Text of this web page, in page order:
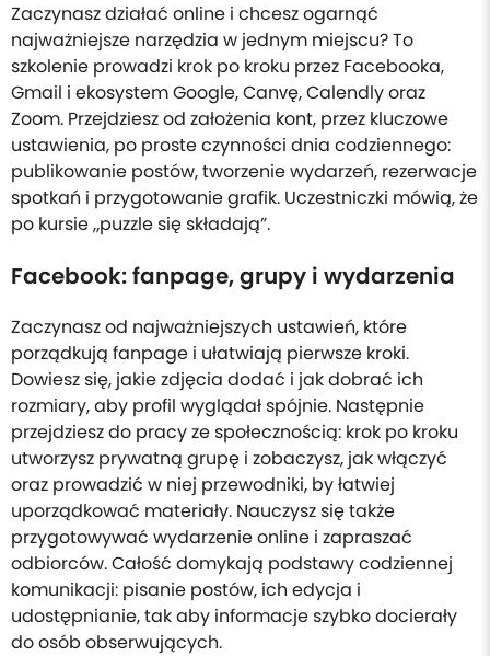
Zaczynasz działać online i chcesz ogarnąć
najważniejsze narzędzia w jednym miejscu? To
szkolenie prowadzi krok po kroku przez Facebooka,
Gmail i ekosystem Google, Canvę, Calendly oraz
Zoom. Przejdziesz od założenia kont, przez kluczowe
ustawienia, po proste czynności dnia codziennego:
publikowanie postów, tworzenie wydarzeń, rezerwacje
spotkań i przygotowanie grafik. Uczestniczki mówią, że
po kursie „puzzle się składają”.
Facebook: fanpage, grupy i wydarzenia
Zaczynasz od najważniejszych ustawień, które
porządkują fanpage i ułatwiają pierwsze kroki.
Dowiesz się, jakie zdjęcia dodać i jak dobrać ich
rozmiary, aby profil wyglądał spójnie. Następnie
przejdziesz do pracy ze społecznością: krok po kroku
utworzysz prywatną grupę i zobaczysz, jak włączyć
oraz prowadzić w niej przewodniki, by łatwiej
uporządkować materiały. Nauczysz się także
przygotowywać wydarzenie online i zapraszać
odbiorców. Całość domykają podstawy codziennej
komunikacji: pisanie postów, ich edycja i
udostępnianie, tak aby informacje szybko docierały
do osób obserwujących.